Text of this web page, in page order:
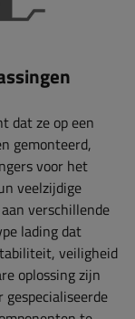
dat ze op een
gemonteerd,
voor het
veelzijdige
verschillende
lading dat
veiligheid
oplossing zijn